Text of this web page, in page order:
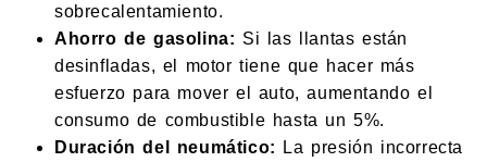
sobrecalentamiento.
Ahorro de gasolina: Si las llantas están
desinfladas, el motor tiene que hacer más
esfuerzo para mover el auto, aumentando el
consumo de combustible hasta un 5%.
Duración del neumático:
La presión incorrecta